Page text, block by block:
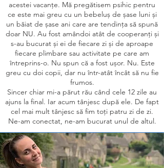
acestei vacanțe. Mă pregătisem psihic pentru
ce este mai greu cu un bebeluș de șase luni și
un băiat de șase ani care are tendința să spună
doar NU. Au fost amândoi atât de cooperanți și
s-au bucurat și ei de fiecare zi și de aproape
fiecare plimbare sau activitate pe care am
întreprins-o. Nu spun că a fost ușor. Nu. Este
greu cu doi copii, dar nu într-atât încât să nu fie
frumos.
Sincer chiar mi-a părut rău când cele 12 zile au
ajuns la final. Iar acum tânjesc după ele. De fapt
cel mai mult tânjesc să fim toți patru zi de zi.
Ne-am conectat, ne-am bucurat unul de altul.